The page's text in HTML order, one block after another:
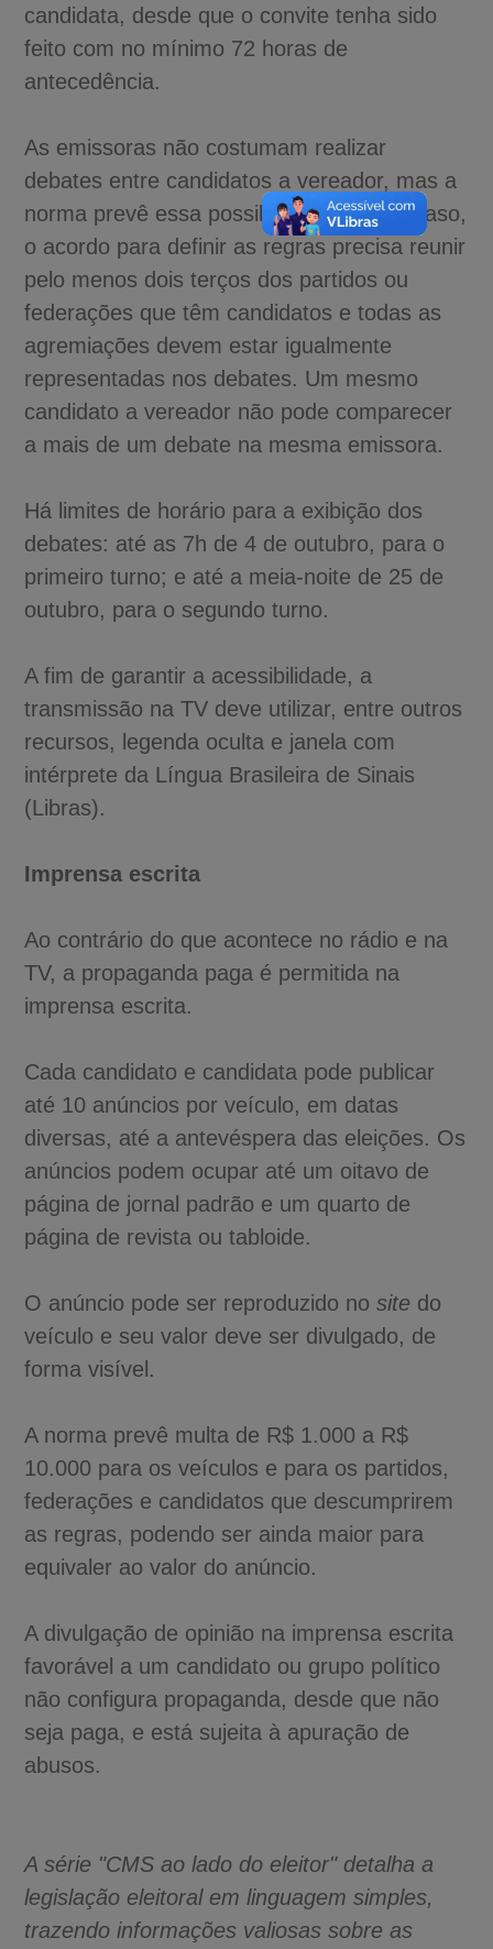
candidata, desde que o convite tenha sido
feito com no mínimo 72 horas de
antecedência.
As emissoras não costumam realizar
debates entre candidatos a vereador, mas a
norma prevê essa possibilidade. Nesse caso,
o acordo para definir as regras precisa reunir
pelo menos dois terços dos partidos ou
federações que têm candidatos e todas as
agremiações devem estar igualmente
representadas nos debates. Um mesmo
candidato a vereador não pode comparecer
a mais de um debate na mesma emissora.
Há limites de horário para a exibição dos
debates: até as 7h de 4 de outubro, para o
primeiro turno; e até a meia-noite de 25 de
outubro, para o segundo turno.
A fim de garantir a acessibilidade, a
transmissão na TV deve utilizar, entre outros
recursos, legenda oculta e janela com
intérprete da Língua Brasileira de Sinais
(Libras).
Imprensa escrita
Ao contrário do que acontece no rádio e na
TV, a propaganda paga é permitida na
imprensa escrita.
Cada candidato e candidata pode publicar
até 10 anúncios por veículo, em datas
diversas, até a antevéspera das eleições. Os
anúncios podem ocupar até um oitavo de
página de jornal padrão e um quarto de
página de revista ou tabloide.
O anúncio pode ser reproduzido nosite do
veículo e seu valor deve ser divulgado, de
forma visível.
A norma prevê multa de R$ 1.000 a R$
10.000 para os veículos e para os partidos,
federações e candidatos que descumprirem
as regras, podendo ser ainda maior para
equivaler ao valor do anúncio.
A divulgação de opinião na imprensa escrita
favorável a um candidato ou grupo político
não configura propaganda, desde que não
seja paga, e está sujeita à apuração de
abusos.
A série "CMS ao lado do eleitor" detalha a
legislação eleitoral em linguagem simples,
trazendo informações valiosas sobre as